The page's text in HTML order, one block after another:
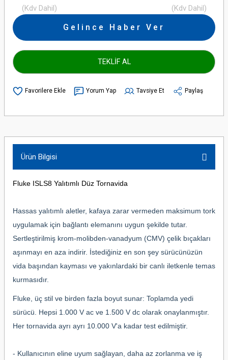
(Kdv Dahil) (Kdv Dahil)
Gelince Haber Ver
TEKLİF AL
Yorum Yap Tavsiye Et Paylaş
Ürün Bilgisi
Fluke ISLS8 Yalıtımlı Düz Tornavida
Hassas yalıtımlı aletler, kafaya zarar vermeden maksimum tork
uygulamak için bağlantı elemanını uygun şekilde tutar.
Sertleştirilmiş krom-molibden-vanadyum (CMV) çelik bıçakları
aşınmayı en aza indirir. İstediğiniz en son şey sürücünüzün
vida başından kayması ve yakınlardaki bir canlı iletkenle temas
kurmasıdır.
Fluke, üç stil ve birden fazla boyut sunar: Toplamda yedi
sürücü. Hepsi 1.000 V ac ve 1.500 V dc olarak onaylanmıştır.
Her tornavida ayrı ayrı 10.000 V'a kadar test edilmiştir.
- Kullanıcının eline uyum sağlayan, daha az zorlanma ve iş